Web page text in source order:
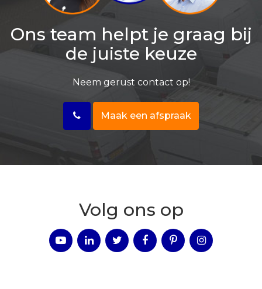
Ons team helpt je graag bij
de juiste keuze
Neem gerust contact op!
Maak een afspraak
Volg ons op